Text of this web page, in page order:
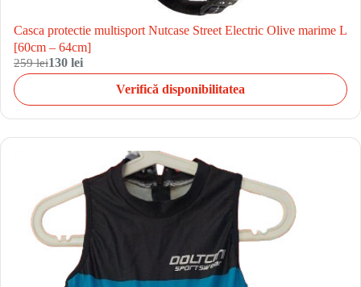
Casca protectie multisport Nutcase Street Electric Olive marime L
[60cm – 64cm]
259 lei130 lei
Verifică disponibilitatea